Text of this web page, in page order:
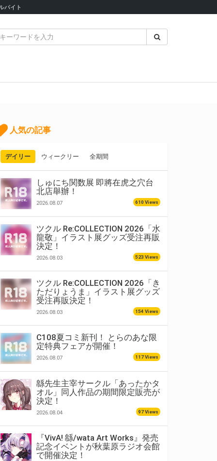
バイト
人気の記事
デイリー ウィークリー 全期間
しゅにち関数展 即將在虎之穴台
北店舉辦！
2026.08.07 610 Views
ツクル Re:COLLECTION 2026「水
龍敬」イラスト展グッズ受注再販
決定！
2026.08.03 523 Views
ツクル Re:COLLECTION 2026「き
ただりょうま」イラスト展グッズ
受注再販決定！
2026.08.03 154 Views
C108夏コミ新刊！ とらのあな限
定特典フェアが開催！
2026.08.07 117 Views
緜先生主宰サークル「あったかタ
オル」同人作品の期間限定販売が
決定！
2026.08.04 97 Views
『VivA! 緜/wata Art Works』発売
記念イベントが秋葉原ラジオ会館
で開催決定！